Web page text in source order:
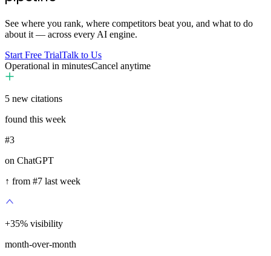
See where you rank, where competitors beat you, and what to do
about it — across every AI engine.
Start Free TrialTalk to Us
Operational in minutesCancel anytime
5 new citations
found this week
#3
on ChatGPT
↑ from #7 last week
+35% visibility
month-over-month